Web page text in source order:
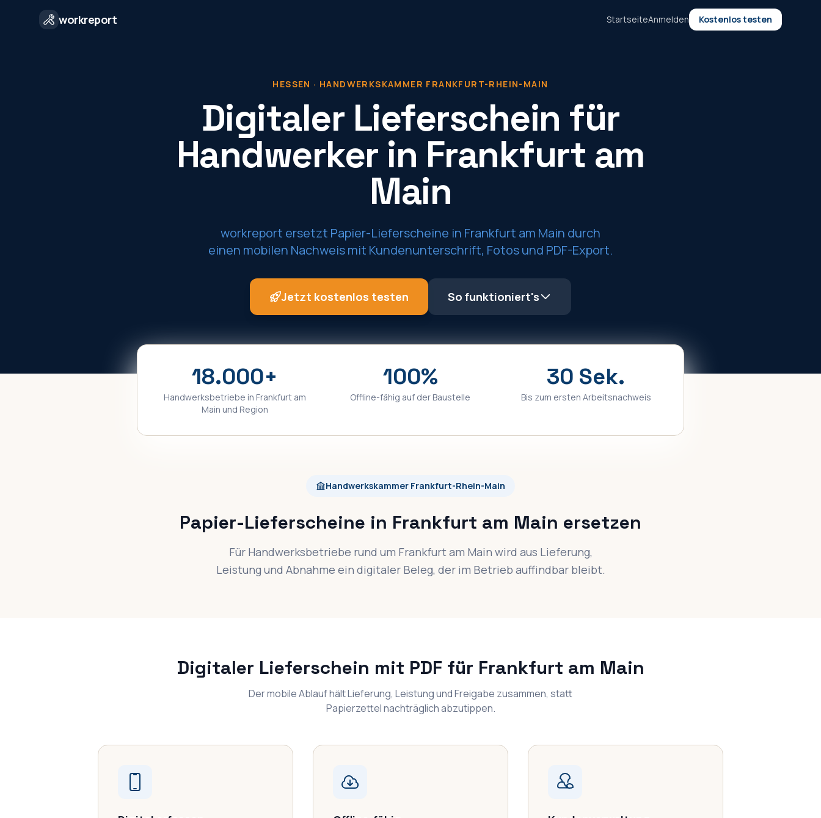
workreport StartseiteAnmelden Kostenlos testen
HESSEN · HANDWERKSKAMMER FRANKFURT-RHEIN-MAIN
Digitaler Lieferschein für
Handwerker in Frankfurt am
Main
workreport ersetzt Papier-Lieferscheine in Frankfurt am Main durch
einen mobilen Nachweis mit Kundenunterschrift, Fotos und PDF-Export.
Jetzt kostenlos testen So funktioniert's
18.000+
Handwerksbetriebe in Frankfurt am
Main und Region
100%
Offline-fähig auf der Baustelle
30 Sek.
Bis zum ersten Arbeitsnachweis
Handwerkskammer Frankfurt-Rhein-Main
Papier-Lieferscheine in Frankfurt am Main ersetzen
Für Handwerksbetriebe rund um Frankfurt am Main wird aus Lieferung,
Leistung und Abnahme ein digitaler Beleg, der im Betrieb auffindbar bleibt.
Digitaler Lieferschein mit PDF für Frankfurt am Main
Der mobile Ablauf hält Lieferung, Leistung und Freigabe zusammen, statt
Papierzettel nachträglich abzutippen.